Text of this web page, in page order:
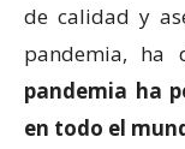
de calidad y
pandemia, ha
pandemia ha
en todo el